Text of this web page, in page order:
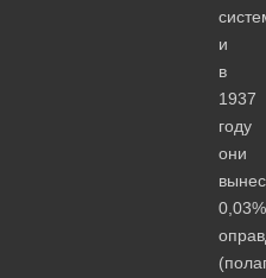
и
в
1937
году
они
0,03%